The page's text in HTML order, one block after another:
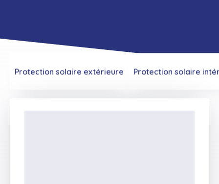
Protection solaire extérieure Protection solaire